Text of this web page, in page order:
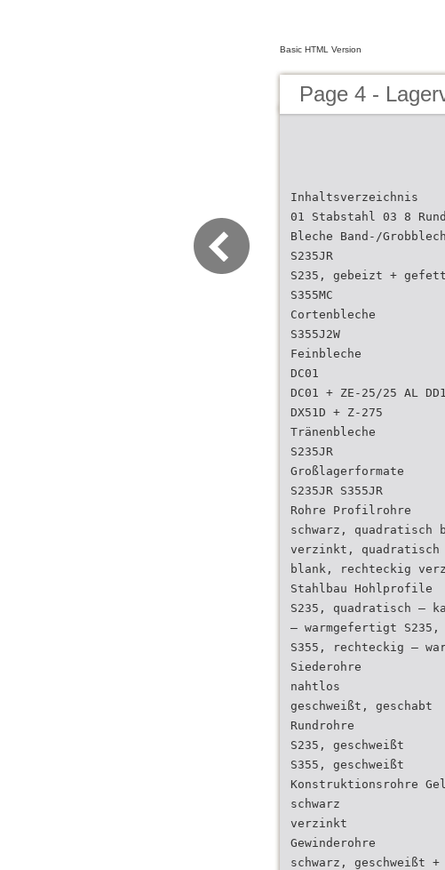
Basic HTML Version
Page 4 -
Inhaltsverzeichnis
01 Stabstahl 03 8
Bleche Band-/
S235JR
S235, gebeizt +
S355MC
Cortenbleche
S355J2W
Feinbleche
DC01
DC01 + ZE-25/25 AL
DX51D + Z-275
Tränenbleche
S235JR
Großlagerformate
S235JR S355JR
Rohre Profilrohre
schwarz, quadratisch
verzinkt, quadratisch
blank, rechteckig
Stahlbau Hohlprofile
S235, quadratisch –
– warmgefertigt
S355, rechteckig –
Siederohre
nahtlos
geschweißt, geschabt
Rundrohre
S235, geschweißt
S355, geschweißt
Konstruktionsrohre
schwarz
verzinkt
Gewinderohre
schwarz, geschweißt